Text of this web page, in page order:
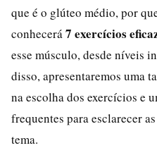
que é o glúteo médio, por
conhecerá 7 exercícios
esse músculo, desde níveis
disso, apresentaremos uma
na escolha dos exercícios e
frequentes para esclarecer
tema.